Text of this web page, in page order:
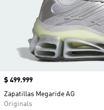
Precio
$ 499.999
Zapatillas Megaride AG
Originals